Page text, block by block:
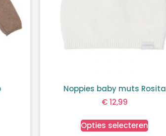
Noppies baby muts Rosita
€12,99
Opties selecteren